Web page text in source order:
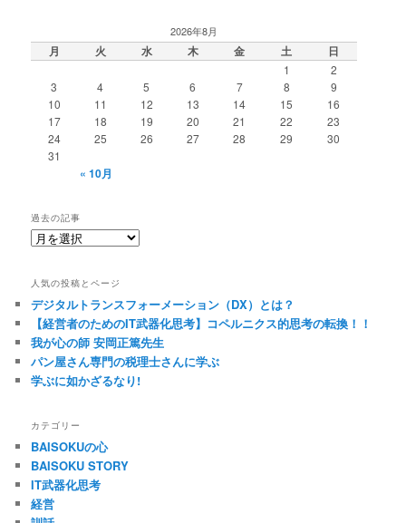
2026年8月
月 火 水 木 金 土 日
1
2
3
4 5 6 7 8
9
10
11 12 13 14 15
16
17
18 19 20 21 22
23
24
25 26 27 28 29
30
31
« 10月
過去の記事
過
記
事
人気の投稿とページ
デジタルトランスフォーメーション（DX）とは？
【経営者のためのIT武器化思考】コペルニクス的思考の転換！！
我が心の師 安岡正篤先生
パン屋さん専門の税理士さんに学ぶ
学ぶに如かざるなり!
カテゴリー
BAISOKUの心
BAISOKU STORY
IT武器化思考
経営